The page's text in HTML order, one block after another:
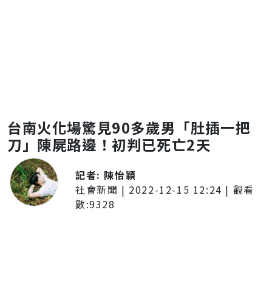
台南火化場驚見90多歲男「肚插一把
刀」陳屍路邊！初判已死亡2天
記者: 陳怡穎
社會新聞 | 2022-12-15 12:24 | 觀看
數:9328